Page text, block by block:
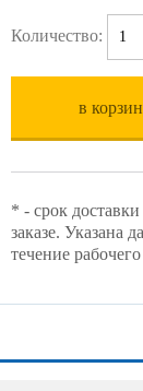
Количество:
в
* - срок
заказе. Указана
течение